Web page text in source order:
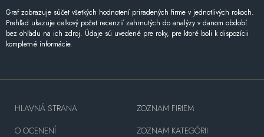
Graf zobrazuje súčet všetkých hodnotení priradených firme v jednotlivých rokoch.
Prehľad ukazuje celkový počet recenzií zahrnutých do analýzy v danom období
bez ohľadu na ich zdroj. Údaje sú uvedené pre roky, pre ktoré boli k dispozícii
kompletné informácie.
HLAVNÁ STRANA
O OCENENÍ
ZOZNAM FIRIEM
ZOZNAM KATEGÓRII